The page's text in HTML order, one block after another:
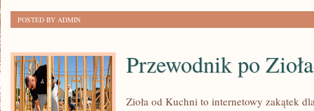
POSTED BY ADMIN
Przewodnik po
Zioła od Kuchni to internetowy zakątek